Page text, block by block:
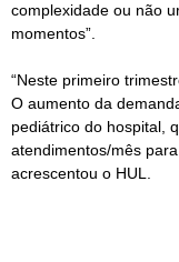
complexidade ou não
momentos”.
“Neste primeiro
O aumento da
pediátrico do hospital,
atendimentos/mês
acrescentou o HUL.